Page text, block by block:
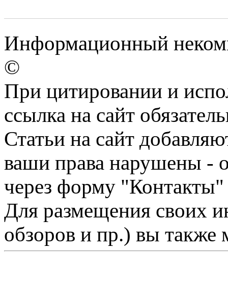
Информационный
©
При цитировании и
ссылка на сайт
Статьи на сайт
ваши права нарушены -
через форму "Контакты"
Для размещения своих
обзоров и пр.) вы также